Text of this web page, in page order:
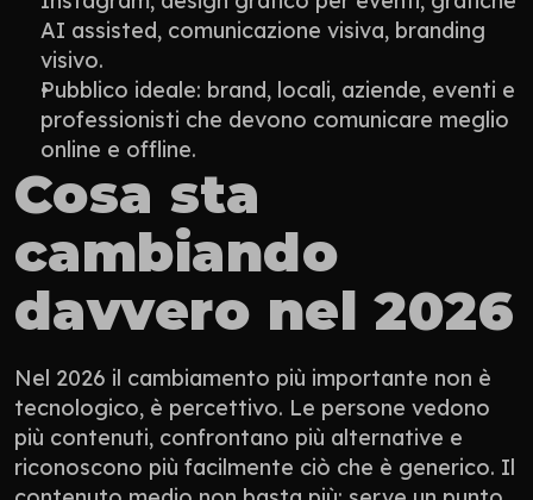
AI assisted, comunicazione visiva, branding
visivo.
Pubblico ideale: brand, locali, aziende, eventi e
professionisti che devono comunicare meglio
online e offline.
Cosa sta
cambiando
davvero nel 2026
Nel 2026 il cambiamento più importante non è
tecnologico, è percettivo. Le persone vedono
più contenuti, confrontano più alternative e
riconoscono più facilmente ciò che è generico. Il